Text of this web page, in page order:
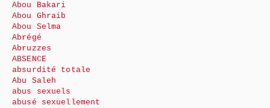
Abou Bakari
Abou Ghraib
Abou Selma
Abrégé
Abruzzes
ABSENCE
absurdité totale
Abu Saleh
abus sexuels
abusé sexuellement